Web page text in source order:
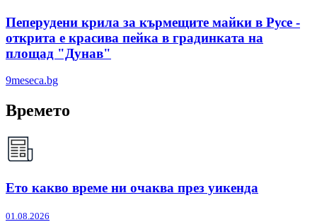
Пеперудени крила за кърмещите майки в Русе -
открита е красива пейка в градинката на
площад "Дунав"
9meseca.bg
Времето
Ето какво време ни очаква през уикенда
01.08.2026